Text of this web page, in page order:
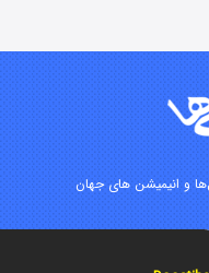
منتشر شد
و انیمیشن های جهان